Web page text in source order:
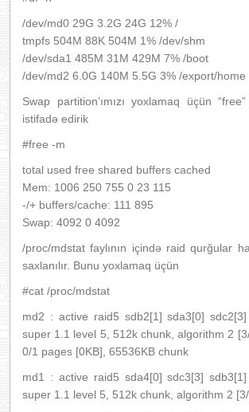
/dev/md0 29G 3.2G 24G 12% /
tmpfs 504M 88K 504M 1% /dev/shm
/dev/sda1 485M 31M 429M 7% /boot
/dev/md2 6.0G 140M 5.5G 3% /export/home
Swap partition’ımızı yoxlamaq üçün
istifadə edirik
#free -m
total used free shared buffers cached
Mem: 1006 250 755 0 23 115
-/+ buffers/cache: 111 895
Swap: 4092 0 4092
/proc/mdstat faylının içində raid qurğular
saxlanılır. Bunu yoxlamaq üçün
#cat /proc/mdstat
md2 : active raid5 sdb2[1] sda3[0]
super 1.1 level 5, 512k chunk, algorithm 2
0/1 pages [0KB], 65536KB chunk
md1 : active raid5 sda4[0] sdc3[3]
super 1.1 level 5, 512k chunk, algorithm 2